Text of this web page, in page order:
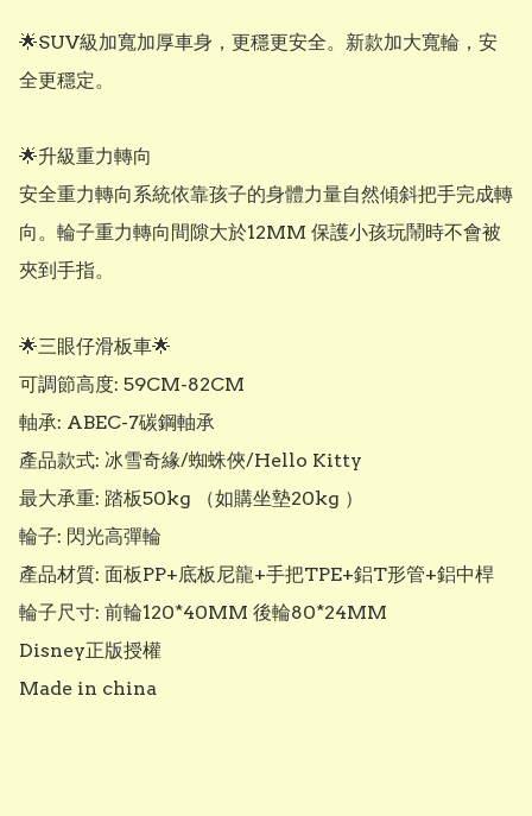
🌟SUV級加寬加厚車身，更穩更安全。新款加大寬輪，安
全更穩定。
🌟升級重力轉向
安全重力轉向系統依靠孩子的身體力量自然傾斜把手完成轉
向。輪子重力轉向間隙大於12MM 保護小孩玩鬧時不會被
夾到手指。
🌟三眼仔滑板車🌟
可調節高度: 59CM-82CM
軸承: ABEC-7碳鋼軸承
產品款式: 冰雪奇緣/蜘蛛俠/Hello Kitty
最大承重: 踏板50kg （如購坐墊20kg ）
輪子: 閃光高彈輪
產品材質: 面板PP+底板尼龍+手把TPE+鋁T形管+鋁中桿
輪子尺寸: 前輪120*40MM 後輪80*24MM
Disney正版授權
Made in china